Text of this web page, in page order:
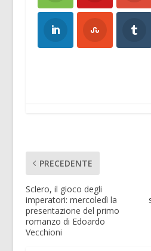
PRECEDENTE
Sclero, il gioco degli
imperatori: mercoledì la
presentazione del primo
romanzo di Edoardo
Vecchioni